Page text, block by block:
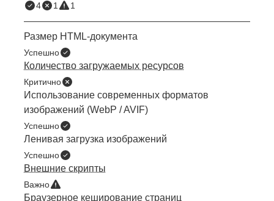
4 1 1
Размер HTML-документа
Успешно
Количество загружаемых ресурсов
Критично
Использование современных форматов
изображений (WebP / AVIF)
Успешно
Ленивая загрузка изображений
Успешно
Внешние скрипты
Важно
Браузерное кеширование страниц